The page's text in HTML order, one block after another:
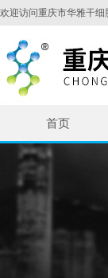
欢迎访问重庆市华雅干细
首页